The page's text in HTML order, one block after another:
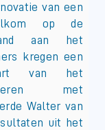
van een
op de
aan het
kregen een
van het
met
Walter van
uit het